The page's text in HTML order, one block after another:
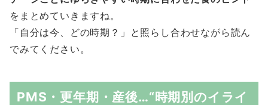
をまとめていきますね。
「自分は今、どの時期？」と照らし合わせながら読ん
でみてください。
PMS・更年期・産後…“時期別のイライ